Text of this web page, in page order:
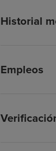
Historial
Empleos